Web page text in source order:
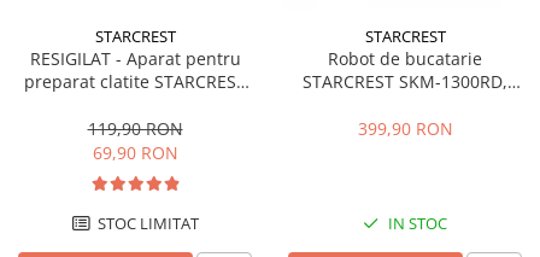
STARCREST
RESIGILAT - Aparat pentru
preparat clatite STARCREST
invelis ceramic antiaderent,
30 cm, Inox / Negru
119,90 RON
69,90 RON
STOC LIMITAT
STARCREST
Robot de bucatarie
STARCREST SKM-1300RD,
Accesorii, 10 Viteze + Pulse,
399,90 RON
IN STOC